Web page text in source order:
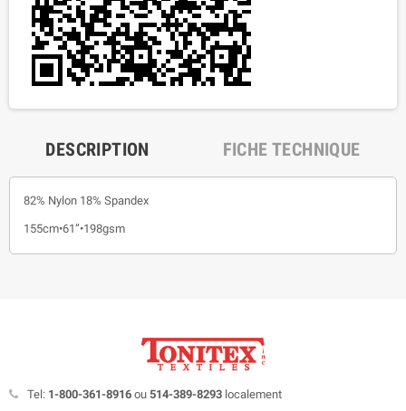
DESCRIPTION FICHE TECHNIQUE
82% Nylon 18% Spandex
155cm•61”•198gsm
Tel: 1-800-361-8916 ou 514-389-8293 localement